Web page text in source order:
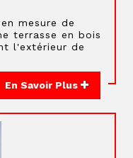
mesure de
terrasse en bois
l'extérieur de
En Savoir Plus